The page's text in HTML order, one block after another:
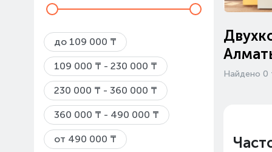
до 109 000 ₸
109 000 ₸ - 230 000 ₸
230 000 ₸ - 360 000 ₸
360 000 ₸ - 490 000 ₸
от 490 000 ₸
Найдено 0